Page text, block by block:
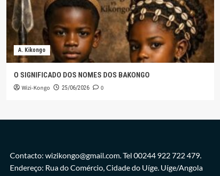
A. Kikongo
O SIGNIFICADO DOS NOMES DOS BAKONGO
Wizi-Kongo 25/06/2026 0
Contacto: wizikongo@gmail.com. Tel 00244 922 722 479.
Endereço: Rua do Comércio, Cidade do Uíge. Uíge/Angola